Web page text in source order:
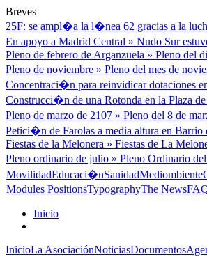
Breves
25F: se ampl�a la l�nea 62 gracias a la
En apoyo a Madrid Central » Nudo Sur
Pleno de febrero de Arganzuela » Pleno del
Pleno de noviembre » Pleno del mes de
Concentraci�n para reinvidicar dotaciones
Construcci�n de una Rotonda en la Plaza
Pleno de marzo de 2107 » Pleno del 8 de
Petici�n de Farolas a media altura en Barrio
Fiestas de la Melonera » Fiestas de La
Pleno ordinario de julio » Pleno Ordinario
MovilidadEducaci�nSanidadMediombiente
Modules PositionsTypographyThe News
Inicio
InicioLa AsociaciónNoticiasDocumentos